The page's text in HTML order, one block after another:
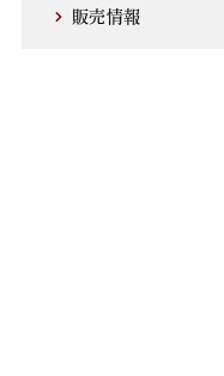
販売情報